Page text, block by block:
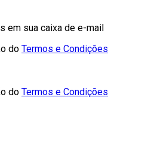
em sua caixa de e-mail
do Termos e Condições
do Termos e Condições